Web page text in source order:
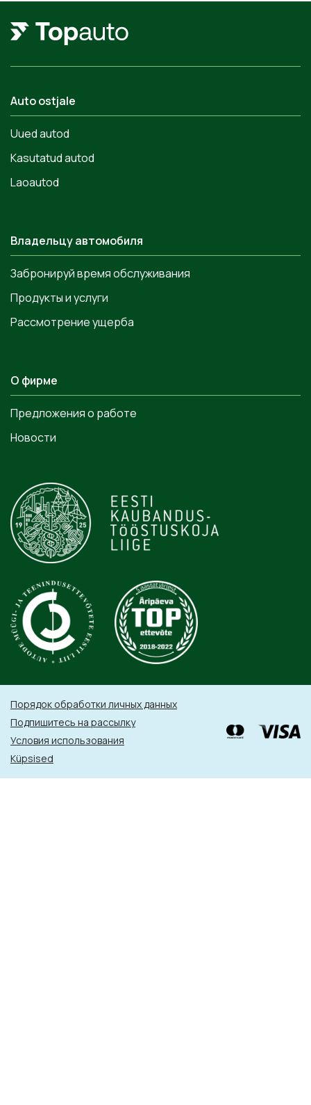
Auto ostjale
Uued autod
Kasutatud autod
Laoautod
Владельцу автомобиля
Забронируй время обслуживания
Продукты и услуги
Рассмотрение ущерба
О фирме
Предложения о работе
Новости
Порядок обработки личных данных
Подпишитесь на рассылку
Условия использования
Küpsised